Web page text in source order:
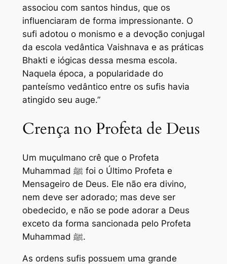
associou com santos hindus, que os
influenciaram de forma impressionante. O
sufi adotou o monismo e a devoção conjugal
da escola vedântica Vaishnava e as práticas
Bhakti e iógicas dessa mesma escola.
Naquela época, a popularidade do
panteísmo vedântico entre os sufis havia
atingido seu auge.”
Crença no Profeta de Deus
Um muçulmano crê que o Profeta
Muhammad ﷺ foi o Último Profeta e
Mensageiro de Deus. Ele não era divino,
nem deve ser adorado; mas deve ser
obedecido, e não se pode adorar a Deus
exceto da forma sancionada pelo Profeta
Muhammad ﷺ.
As ordens sufis possuem uma grande